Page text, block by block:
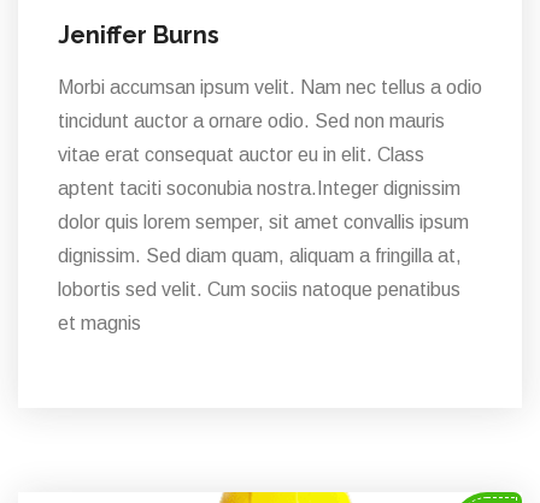
Jeniffer Burns
Morbi accumsan ipsum velit. Nam nec tellus a odio
tincidunt auctor a ornare odio. Sed non mauris
vitae erat consequat auctor eu in elit. Class
aptent taciti soconubia nostra.Integer dignissim
dolor quis lorem semper, sit amet convallis ipsum
dignissim. Sed diam quam, aliquam a fringilla at,
lobortis sed velit. Cum sociis natoque penatibus
et magnis